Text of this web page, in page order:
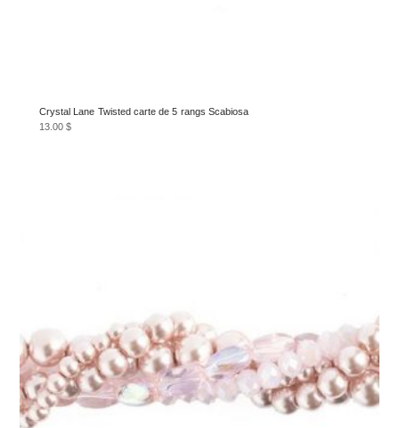
Crystal Lane Twisted carte de 5 rangs Scabiosa
13.00$